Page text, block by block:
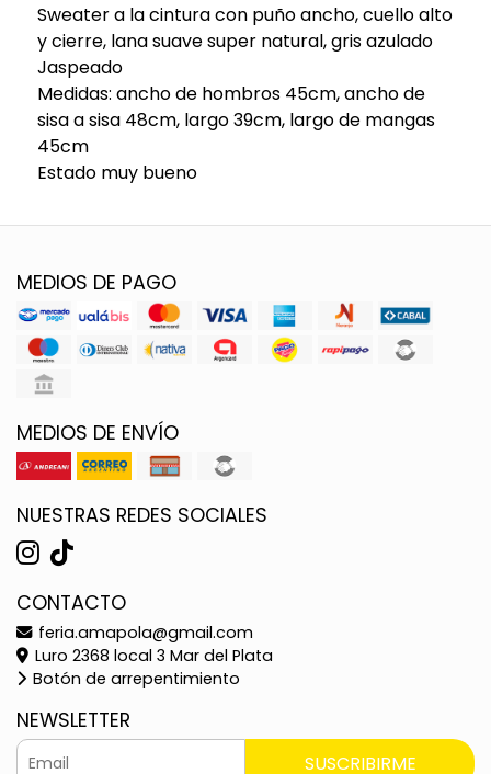
Sweater a la cintura con puño ancho, cuello alto
y cierre, lana suave super natural, gris azulado
Jaspeado
Medidas: ancho de hombros 45cm, ancho de
sisa a sisa 48cm, largo 39cm, largo de mangas
45cm
Estado muy bueno
MEDIOS DE PAGO
MEDIOS DE ENVÍO
NUESTRAS REDES SOCIALES
CONTACTO
feria.amapola@gmail.com
Luro 2368 local 3 Mar del Plata
Botón de arrepentimiento
NEWSLETTER
SUSCRIBIRME